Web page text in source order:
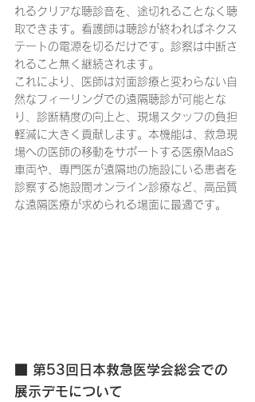
れるクリアな聴診音を、途切れることなく聴
取できます。看護師は聴診が終わればネクス
テートの電源を切るだけです。診察は中断さ
れること無く継続されます。
これにより、医師は対面診療と変わらない自
然なフィーリングでの遠隔聴診が可能とな
り、診断精度の向上と、現場スタッフの負担
軽減に大きく貢献します。本機能は、救急現
場への医師の移動をサポートする医療MaaS
車両や、専門医が遠隔地の施設にいる患者を
診察する施設間オンライン診療など、高品質
な遠隔医療が求められる場面に最適です。
■ 第53回日本救急医学会総会での
展示デモについて